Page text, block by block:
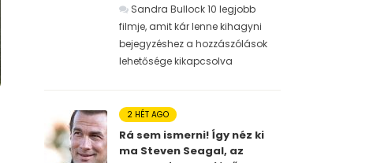
Sandra Bullock 10 legjobb
filmje, amit kár lenne kihagyni
bejegyzéshez a hozzászólások
lehetősége kikapcsolva
2 HÉT AGO
Rá sem ismerni! Így néz ki
ma Steven Seagal, az